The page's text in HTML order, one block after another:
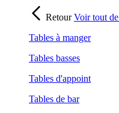
RetourVoir tout de
Tables à manger
Tables basses
Tables d'appoint
Tables de bar